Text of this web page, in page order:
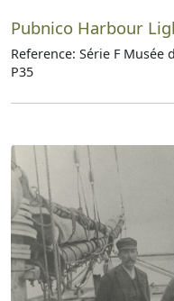
Pubnico Harbour
Reference: Série F Musée
P35